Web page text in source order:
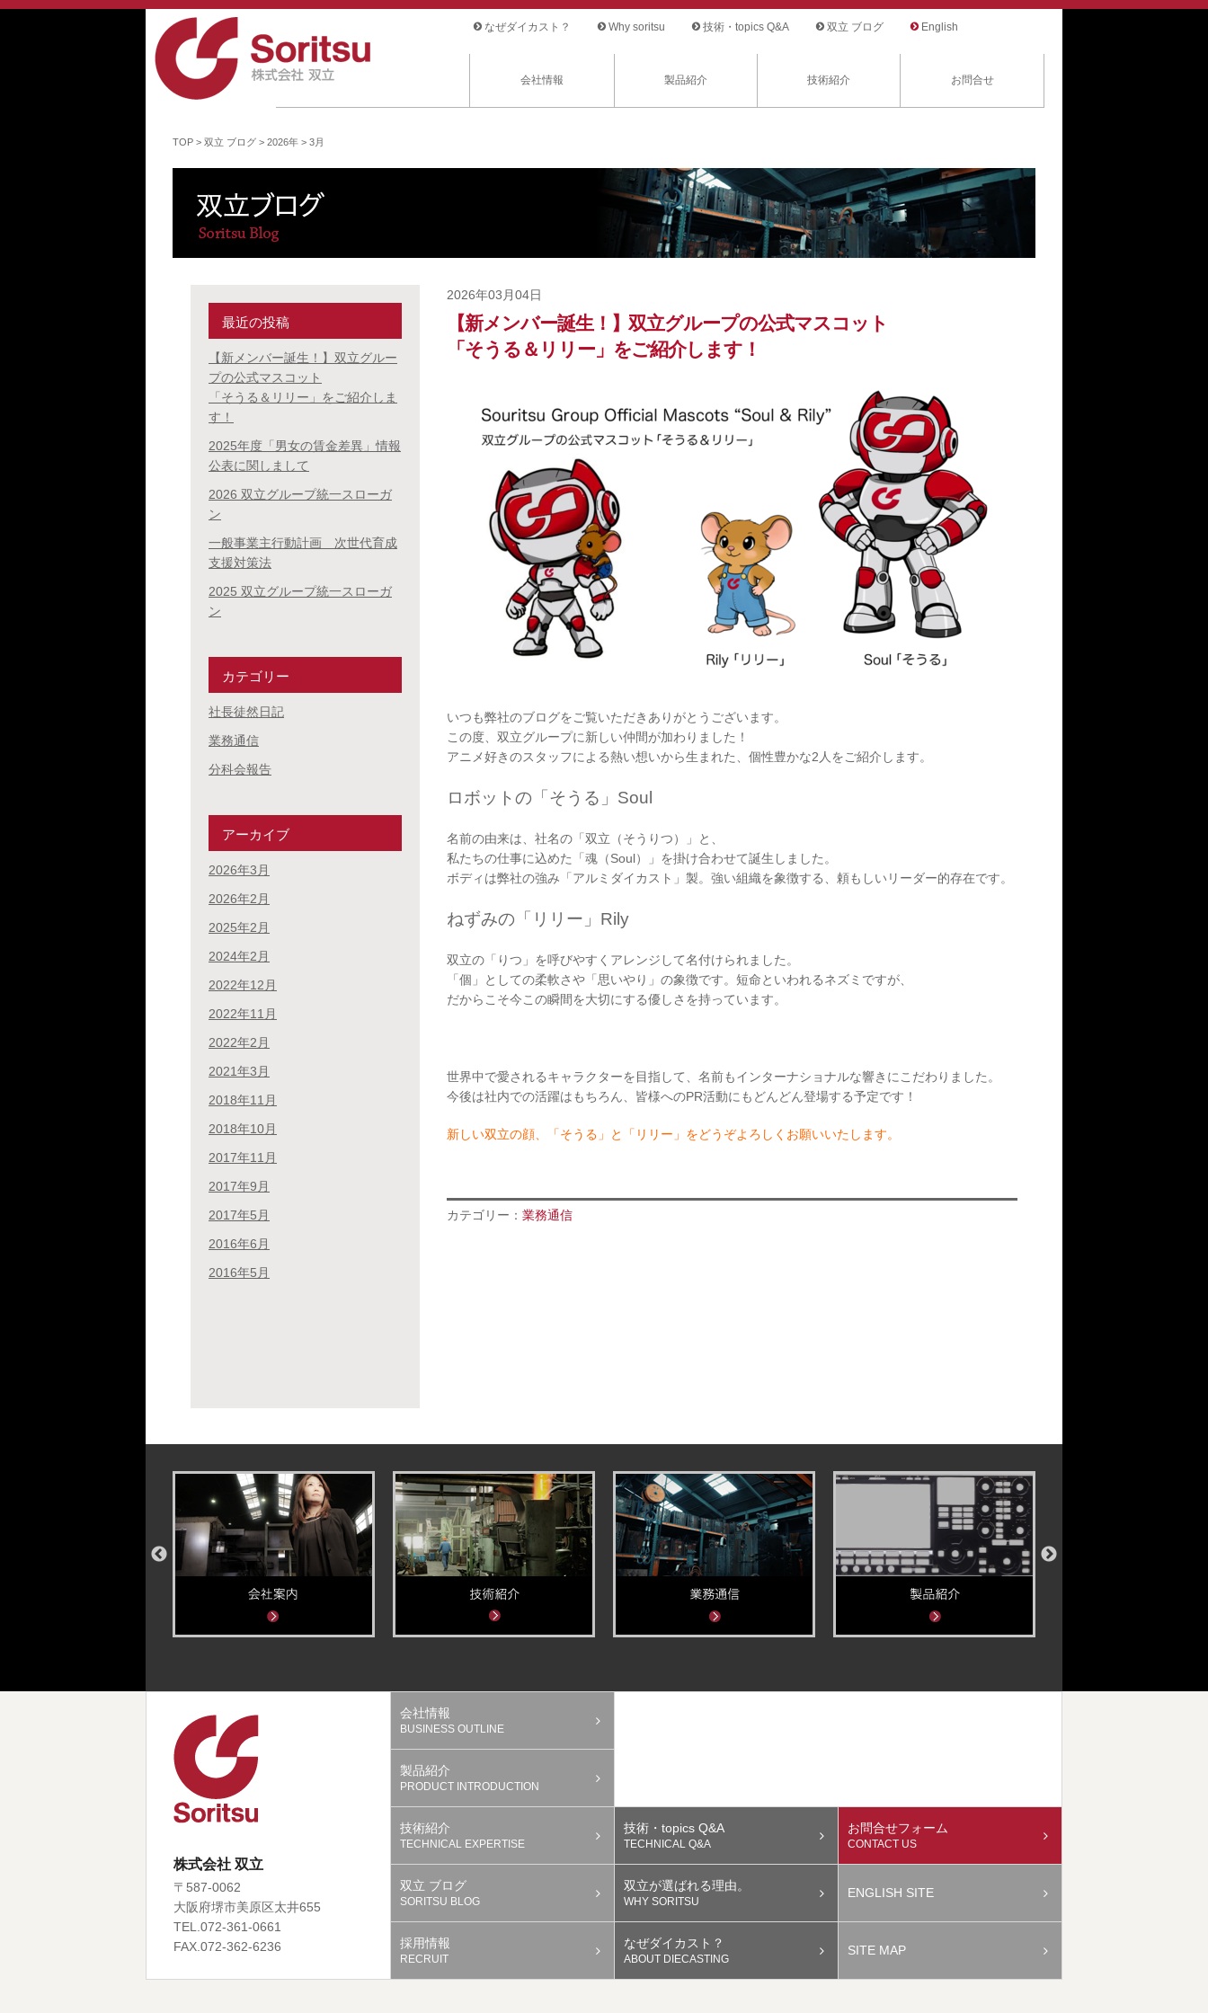
なぜダイカスト？ Why soritsu 技術・topics Q&A 双立 ブログ English
会社情報 製品紹介 技術紹介 お問合せ
TOP > 双立 ブログ > 2026年 > 3月
2026年03月04日
【新メンバー誕生！】双立グループの公式マスコット
「そうる＆リリー」をご紹介します！
いつも弊社のブログをご覧いただきありがとうございます。
この度、双立グループに新しい仲間が加わりました！
アニメ好きのスタッフによる熱い想いから生まれた、個性豊かな2人をご紹介します。
ロボットの「そうる」Soul
名前の由来は、社名の「双立（そうりつ）」と、
私たちの仕事に込めた「魂（Soul）」を掛け合わせて誕生しました。
ボディは弊社の強み「アルミダイカスト」製。強い組織を象徴する、頼もしいリーダー的存在です。
ねずみの「リリー」Rily
双立の「りつ」を呼びやすくアレンジして名付けられました。
「個」としての柔軟さや「思いやり」の象徴です。短命といわれるネズミですが、
だからこそ今この瞬間を大切にする優しさを持っています。
世界中で愛されるキャラクターを目指して、名前もインターナショナルな響きにこだわりました。
今後は社内での活躍はもちろん、皆様へのPR活動にもどんどん登場する予定です！
新しい双立の顔、「そうる」と「リリー」をどうぞよろしくお願いいたします。
カテゴリー： 業務通信
最近の投稿
【新メンバー誕生！】双立グルー
プの公式マスコット
「そうる＆リリー」をご紹介しま
す！
2025年度「男女の賃金差異」情報
公表に関しまして
2026 双立グループ統一スローガ
ン
一般事業主行動計画 次世代育成
支援対策法
2025 双立グループ統一スローガ
ン
カテゴリー
社長徒然日記
業務通信
分科会報告
アーカイブ
2026年3月
2026年2月
2025年2月
2024年2月
2022年12月
2022年11月
2022年2月
2021年3月
2018年11月
2018年10月
2017年11月
2017年9月
2017年5月
2016年6月
2016年5月
株式会社 双立
〒587-0062
大阪府堺市美原区太井655
TEL.072-361-0661
FAX.072-362-6236
会社情報
BUSINESS OUTLINE
製品紹介
PRODUCT INTRODUCTION
技術紹介
TECHNICAL EXPERTISE
双立 ブログ
SORITSU BLOG
採用情報
RECRUIT
技術・topics Q&A
TECHNICAL Q&A
双立が選ばれる理由。
WHY SORITSU
なぜダイカスト？
ABOUT DIECASTING
お問合せフォーム
CONTACT US
ENGLISH SITE
SITE MAP